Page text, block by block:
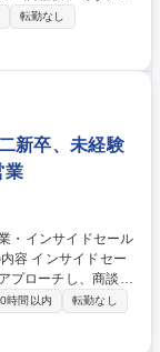
終わるように全体を
240万の代理返済
りの3割で会社全体
ワーク可：建築業界
ートあり 募集
】9連休を年に3回
転勤なし
新卒、未経験
業
プローチし、商談の
す。 ■顧客デ
ットを特定します。
連絡を取り、当社
時間以内
転勤なし